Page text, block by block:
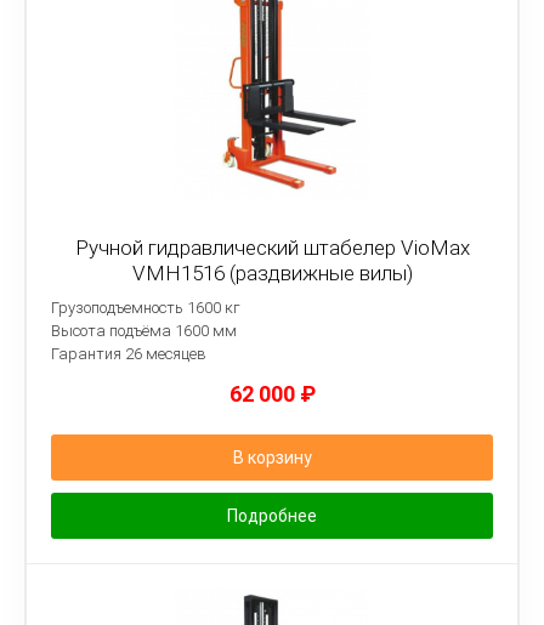
Ручной гидравлический штабелер VioMax
VMH1516 (раздвижные вилы)
Грузоподъемность 1600 кг
Высота подъёма 1600 мм
Гарантия 26 месяцев
62 000 ₽
В корзину
Подробнее